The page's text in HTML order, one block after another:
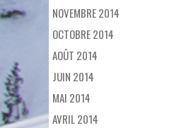
NOVEMBRE 2014
OCTOBRE 2014
AOÛT 2014
JUIN 2014
MAI 2014
AVRIL 2014